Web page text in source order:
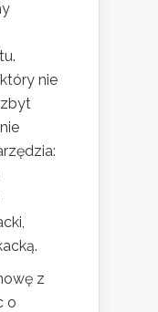
nie
zbyt
z
o